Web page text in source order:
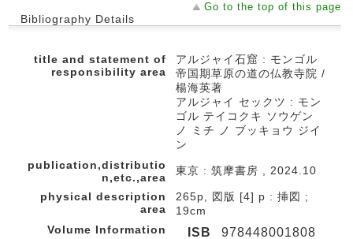
Go to the top of this page
Bibliography Details
title and statement of
responsibility area
アルジャイ石窟 : モンゴル
帝国期草原の道の仏教寺院 /
楊海英著
アルジャイ セックツ : モン
ゴル テイコクキ ソウゲン
ノ ミチ ノ ブッキョウ ジイ
ン
publication,distributio
n,etc.,area
東京 : 筑摩書房 , 2024.10
physical description
area
265p, 図版 [4] p : 挿図 ;
19cm
Volume Information
ISB
978448001808